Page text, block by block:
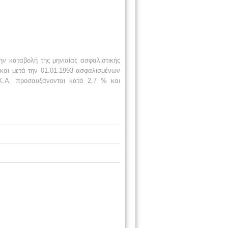
της μηνιαίας ασφαλιστικής
μετά την 01.01.1993 ασφαλισμένων
προσαυξάνονται κατά 2,7 % και